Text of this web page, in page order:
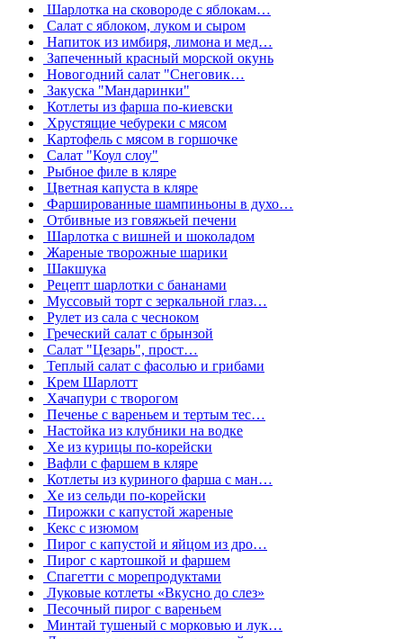
Шарлотка на сковороде с яблокам…
Салат с яблоком, луком и сыром
Напиток из имбиря, лимона и мед…
Запеченный красный морской окунь
Новогодний салат "Снеговик…
Закуска "Мандаринки"
Котлеты из фарша по-киевски
Хрустящие чебуреки с мясом
Картофель с мясом в горшочке
Салат "Коул слоу"
Рыбное филе в кляре
Цветная капуста в кляре
Фаршированные шампиньоны в духо…
Отбивные из говяжьей печени
Шарлотка с вишней и шоколадом
Жареные творожные шарики
Шакшука
Рецепт шарлотки с бананами
Муссовый торт с зеркальной глаз…
Рулет из сала с чесноком
Греческий салат с брынзой
Салат "Цезарь", прост…
Теплый салат с фасолью и грибами
Крем Шарлотт
Хачапури с творогом
Печенье с вареньем и тертым тес…
Настойка из клубники на водке
Хе из курицы по-корейски
Вафли с фаршем в кляре
Котлеты из куриного фарша с ман…
Хе из сельди по-корейски
Пирожки с капустой жареные
Кекс с изюмом
Пирог с капустой и яйцом из дро…
Пирог с картошкой и фаршем
Спагетти с морепродуктами
Луковые котлеты «Вкусно до слез»
Песочный пирог с вареньем
Минтай тушеный с морковью и лук…